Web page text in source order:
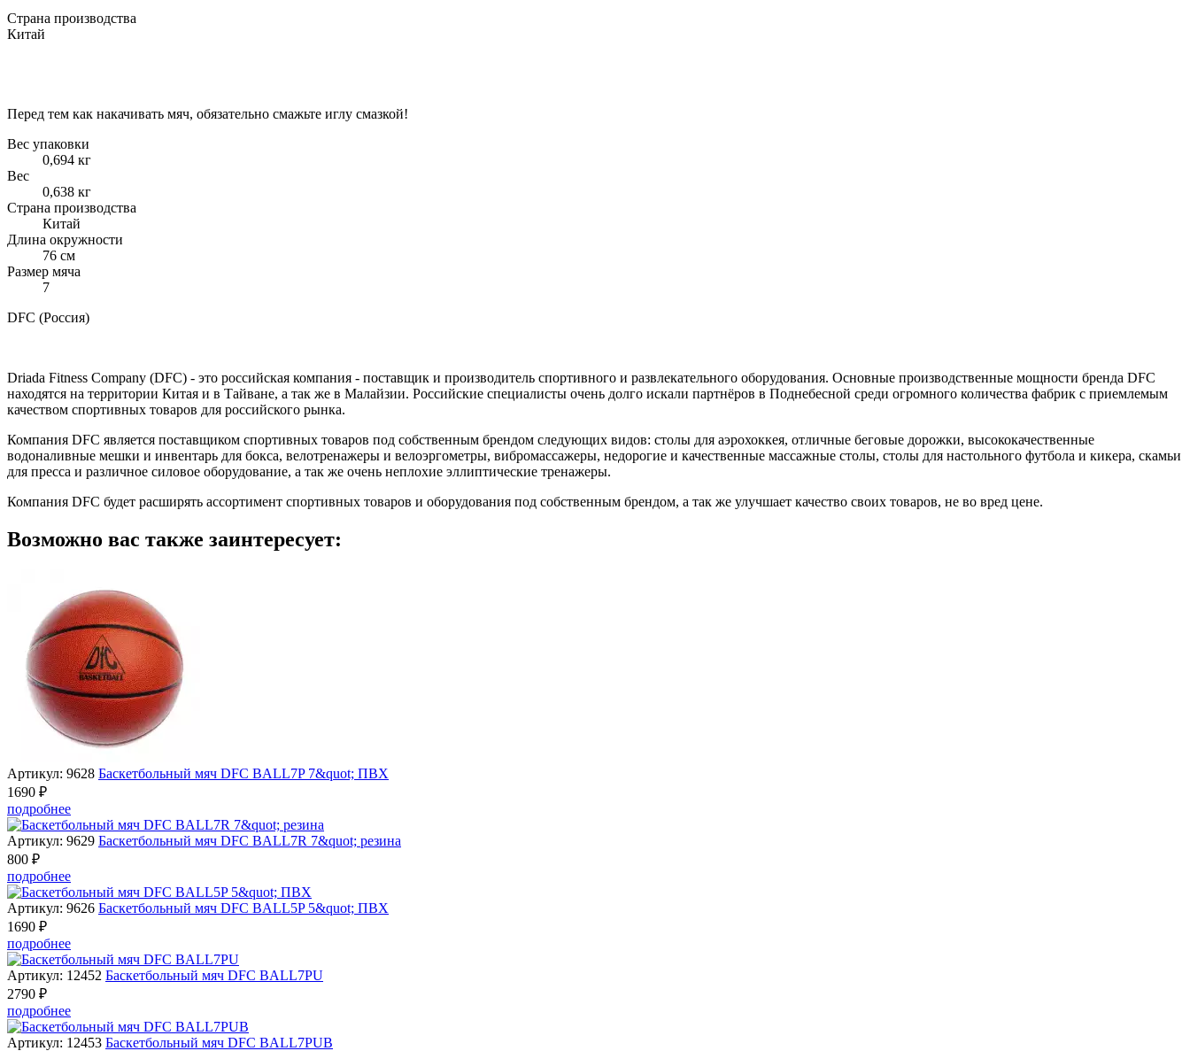
Страна производства
Китай
Перед тем как накачивать мяч, обязательно смажьте иглу смазкой!
Вес упаковки
0,694 кг
Вес
0,638 кг
Страна производства
Китай
Длина окружности
76 см
Размер мяча
7
DFC (Россия)
Driada Fitness Company (DFC) - это российская компания - поставщик и производитель спортивного и развлекательного оборудования. Основные производственные мощности бренда DFC
находятся на территории Китая и в Тайване, а так же в Малайзии. Российские специалисты очень долго искали партнёров в Поднебесной среди огромного количества фабрик с приемлемым
качеством спортивных товаров для российского рынка.
Компания DFC является поставщиком спортивных товаров под собственным брендом следующих видов: столы для аэрохоккея, отличные беговые дорожки, высококачественные
водоналивные мешки и инвентарь для бокса, велотренажеры и велоэргометры, вибромассажеры, недорогие и качественные массажные столы, столы для настольного футбола и кикера, скамьи
для пресса и различное силовое оборудование, а так же очень неплохие эллиптические тренажеры.
Компания DFC будет расширять ассортимент спортивных товаров и оборудования под собственным брендом, а так же улучшает качество своих товаров, не во вред цене.
Возможно вас также заинтересует:
Артикул: 9628 Баскетбольный мяч DFC BALL7P 7&quot; ПВХ
1690 ₽
подробнее
Артикул: 9629 Баскетбольный мяч DFC BALL7R 7&quot; резина
800 ₽
подробнее
Артикул: 9626 Баскетбольный мяч DFC BALL5P 5&quot; ПВХ
1690 ₽
подробнее
Артикул: 12452 Баскетбольный мяч DFC BALL7PU
2790 ₽
подробнее
Артикул: 12453 Баскетбольный мяч DFC BALL7PUB